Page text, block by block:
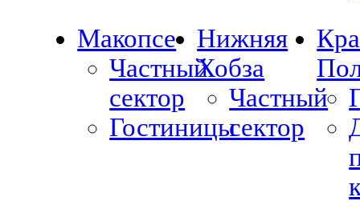
Макопсе
Частный
сектор
Гостиницы
Нижняя
Хобза
Частный
сектор